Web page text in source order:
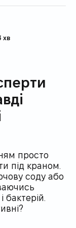
хв
просто
під краном.
соду або
бактерій.